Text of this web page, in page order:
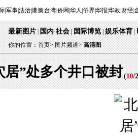
|军事|法治|港澳 台湾|侨网 华人 侨界|华报 华教| 财经|
最新图片|国内·社会|国际博览|娱乐体育|
你的位置：首页>图片频道> 高清图
居”处多个井口被封(10/